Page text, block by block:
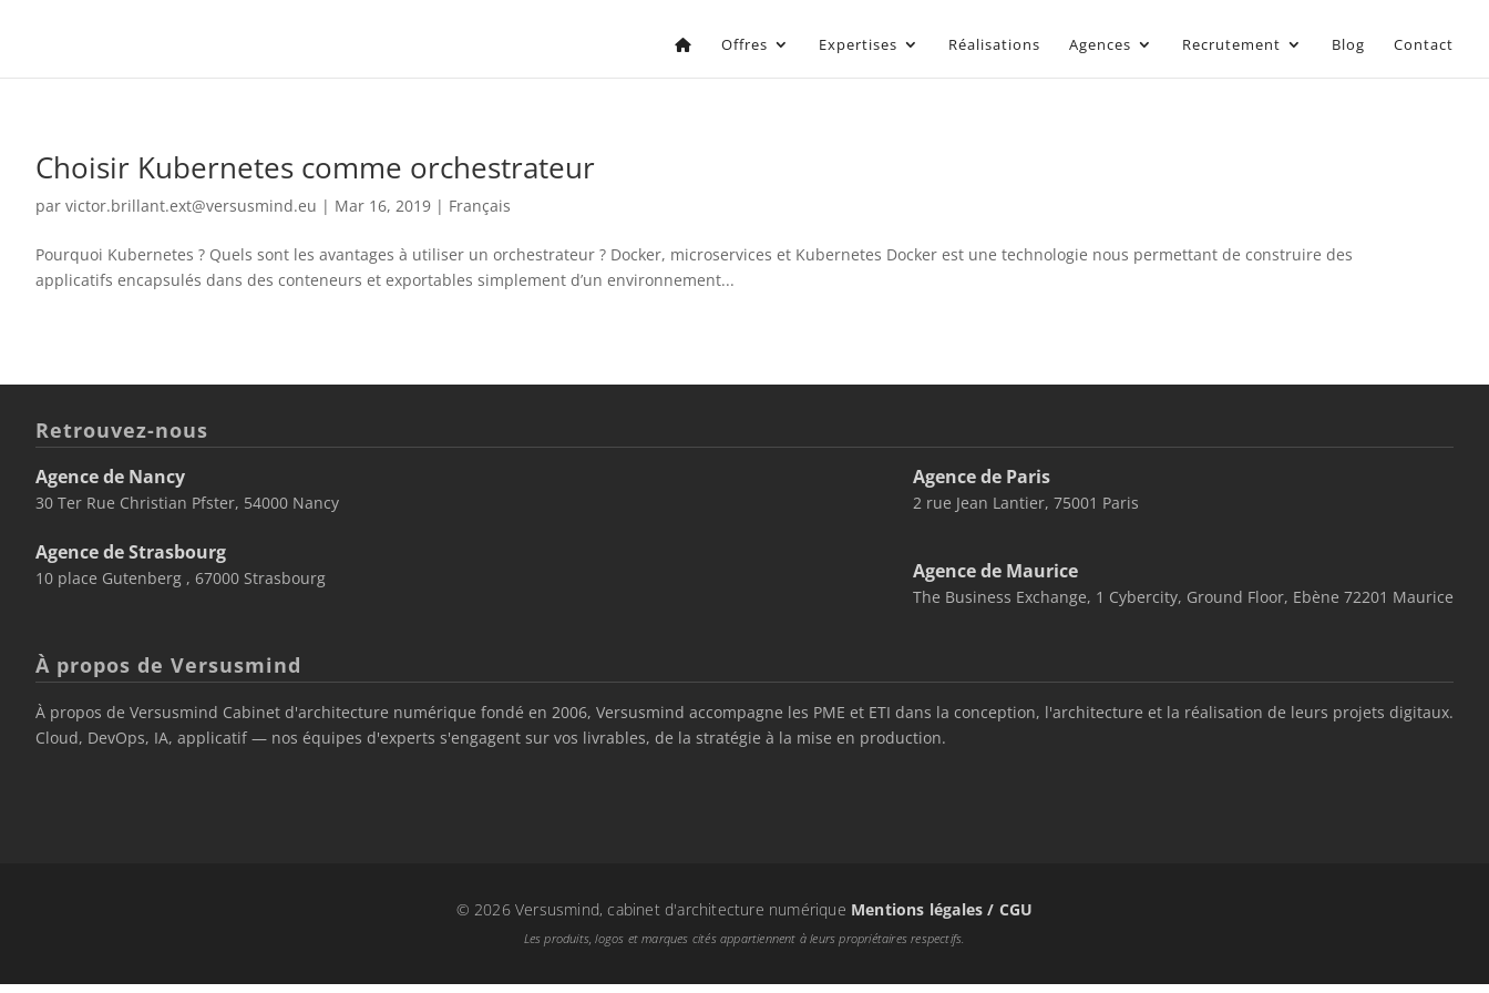
Offres Expertises Réalisations Agences Recrutement Blog Contact
Choisir Kubernetes comme orchestrateur
par victor.brillant.ext@versusmind.eu | Mar 16, 2019 | Français
Pourquoi Kubernetes ? Quels sont les avantages à utiliser un orchestrateur ? Docker, microservices et Kubernetes Docker est une technologie nous permettant de construire des
applicatifs encapsulés dans des conteneurs et exportables simplement d’un environnement...
Retrouvez-nous
Agence de Nancy
30 Ter Rue Christian Pfster, 54000 Nancy
Agence de Strasbourg
10 place Gutenberg , 67000 Strasbourg
Agence de Paris
2 rue Jean Lantier, 75001 Paris
Agence de Maurice
The Business Exchange, 1 Cybercity, Ground Floor, Ebène 72201 Maurice
À propos de Versusmind
À propos de Versusmind Cabinet d'architecture numérique fondé en 2006, Versusmind accompagne les PME et ETI dans la conception, l'architecture et la réalisation de leurs projets digitaux.
Cloud, DevOps, IA, applicatif — nos équipes d'experts s'engagent sur vos livrables, de la stratégie à la mise en production.
© 2026 Versusmind, cabinet d'architecture numérique Mentions légales / CGU
Les produits, logos et marques cités appartiennent à leurs propriétaires respectifs.